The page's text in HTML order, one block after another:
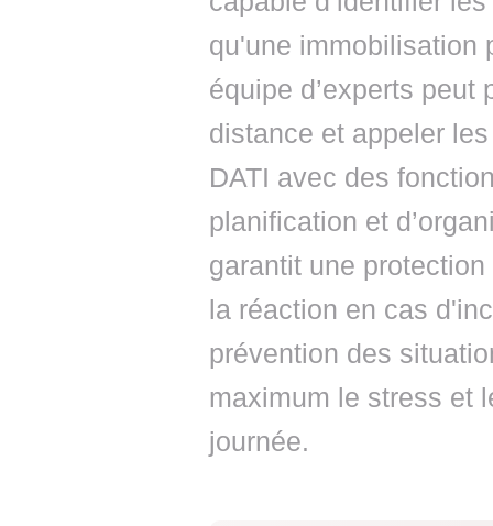
qu'une immobilisation
équipe d’experts peut
distance et appeler
DATI avec des
planification et
garantit une
la réaction en cas
prévention des
maximum le stress et
journée.